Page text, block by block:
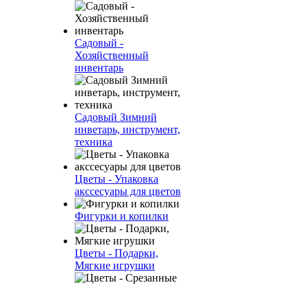
Садовый -
Хозяйственный
инвентарь
Садовый Зимний
инветарь, инструмент,
техника
Цветы - Упаковка
акссесуары для цветов
Фигурки и копилки
Цветы - Подарки,
Мягкие игрушки